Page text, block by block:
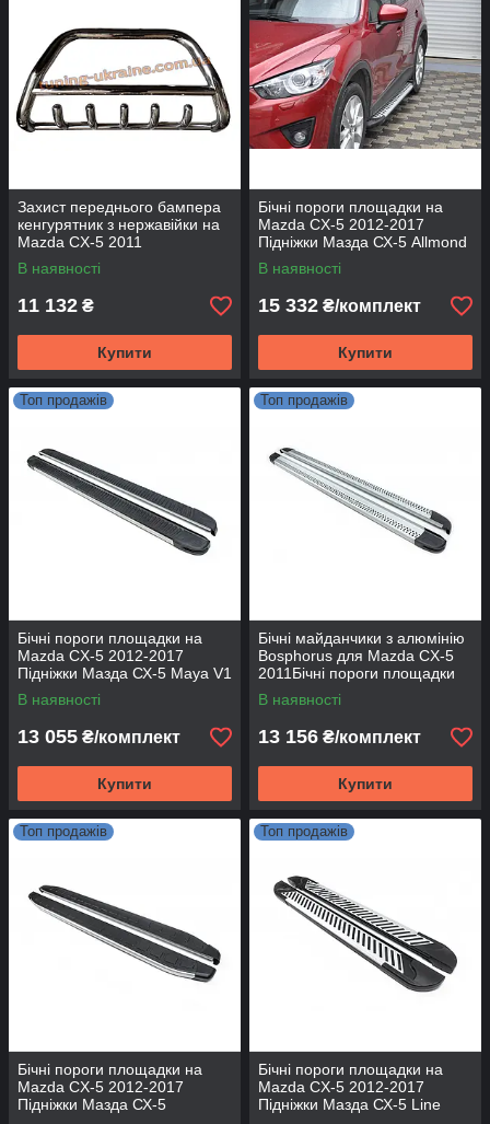
Захист переднього бампера
кенгурятник з нержавійки на
Mazda CX-5 2011
В наявності
11 132 ₴
Купити
Бічні пороги площадки на
Mazda CX-5 2012-2017
Підніжки Мазда СХ-5 Allmond
Grey
В наявності
15 332 ₴/комплект
Купити
Топ продажів
Бічні пороги площадки на
Mazda CX-5 2012-2017
Підніжки Мазда СХ-5 Maya V1
В наявності
13 055 ₴/комплект
Купити
Топ продажів
Бічні майданчики з алюмінію
Bosphorus для Mazda CX-5
2011Бічні пороги площадки
на Mazda CX-5 2012-2017
Підніжки Мазда СХ-5 Maya V2
В наявності
13 156 ₴/комплект
Купити
Топ продажів
Бічні пороги площадки на
Mazda CX-5 2012-2017
Підніжки Мазда СХ-5
Топ продажів
Бічні пороги площадки на
Mazda CX-5 2012-2017
Підніжки Мазда СХ-5 Line